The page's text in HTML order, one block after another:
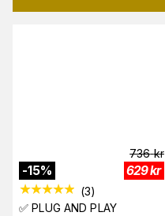
-15%
736 kr
629kr
(3)
✅ PLUG AND PLAY